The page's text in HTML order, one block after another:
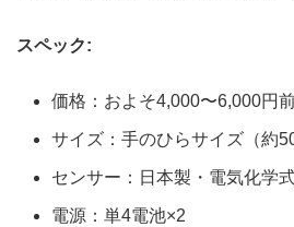
スペック:
価格：およそ4,000〜6,000円
サイズ：手のひらサイズ（約
センサー：日本製・電気化学
電源：単4電池×2